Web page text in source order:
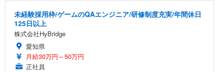
未経験採用枠/ゲームのQAエンジニア/研修制度充実/年間休日
125日以上
株式会社HyBridge
愛知県
月給30万円～50万円
正社員